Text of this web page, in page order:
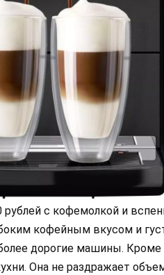
с кофемолкой и
кофейным вкусом и
дорогие машины. Кроме
Она не раздражает